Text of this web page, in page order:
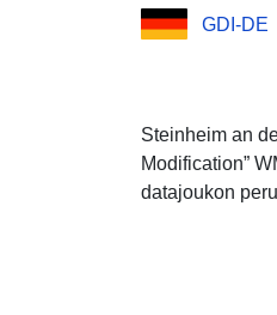
GDI-DE
Steinheim an
Modification”
datajoukon